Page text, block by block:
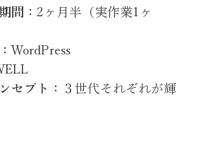
間
：2ヶ月半（実作業1ヶ
：WordPress
セプト
：３世代それぞれが輝